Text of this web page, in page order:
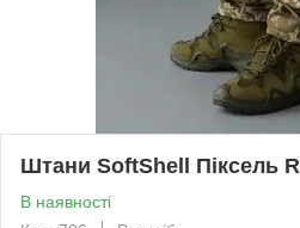
Штани SoftShell Піксель R
В наявності